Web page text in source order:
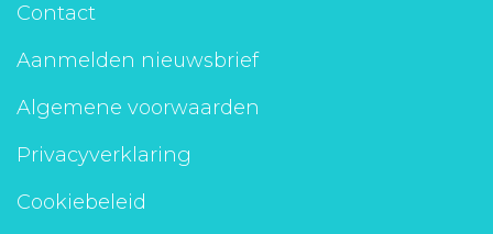
Toegang leeromgeving
Contact
Aanmelden nieuwsbrief
Algemene voorwaarden
Privacyverklaring
Cookiebeleid